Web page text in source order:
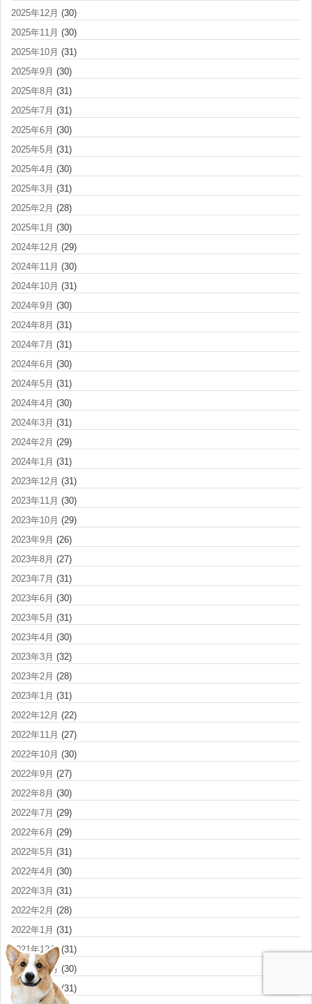
2025年12月 (30)
2025年11月 (30)
2025年10月 (31)
2025年9月 (30)
2025年8月 (31)
2025年7月 (31)
2025年6月 (30)
2025年5月 (31)
2025年4月 (30)
2025年3月 (31)
2025年2月 (28)
2025年1月 (30)
2024年12月 (29)
2024年11月 (30)
2024年10月 (31)
2024年9月 (30)
2024年8月 (31)
2024年7月 (31)
2024年6月 (30)
2024年5月 (31)
2024年4月 (30)
2024年3月 (31)
2024年2月 (29)
2024年1月 (31)
2023年12月 (31)
2023年11月 (30)
2023年10月 (29)
2023年9月 (26)
2023年8月 (27)
2023年7月 (31)
2023年6月 (30)
2023年5月 (31)
2023年4月 (30)
2023年3月 (32)
2023年2月 (28)
2023年1月 (31)
2022年12月 (22)
2022年11月 (27)
2022年10月 (30)
2022年9月 (27)
2022年8月 (30)
2022年7月 (29)
2022年6月 (29)
2022年5月 (31)
2022年4月 (30)
2022年3月 (31)
2022年2月 (28)
2022年1月 (31)
2021年12月(31)
2021年11月 (30)
2021年10月(31)